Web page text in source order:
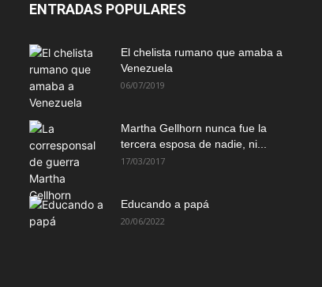
ENTRADAS POPULARES
El chelista rumano que amaba a
Venezuela
06/07/2019
Martha Gellhorn nunca fue la
tercera esposa de nadie, ni...
17/03/2017
Educando a papá
20/06/2022